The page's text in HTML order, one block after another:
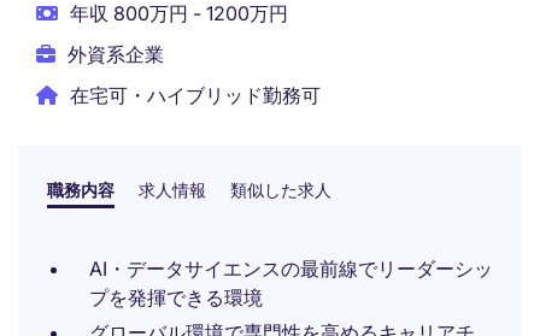
年収 800万円 - 1200万円
外資系企業
在宅可・ハイブリッド勤務可
職務内容 求人情報 類似した求人
AI・データサイエンスの最前線でリーダーシッ
プを発揮できる環境